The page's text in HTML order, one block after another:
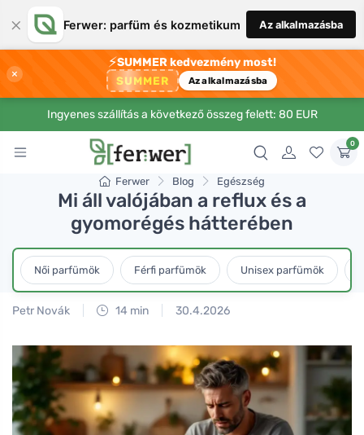
× Ferwer: parfüm és kozmetikum Az alkalmazásba
×
⚡SUMMER kedvezmény most!
SUMMER Az alkalmazásba
Ingyenes szállítás a következő összeg felett: 80 EUR
0
Ferwer Blog Egészség
Mi áll valójában a reflux és a
gyomorégés hátterében
Női parfümök Férfi parfümök Unisex parfümök
Petr Novák 14 min 30.4.2026